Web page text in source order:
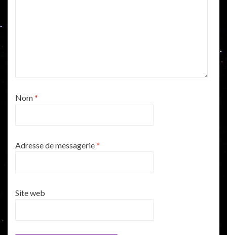
Nom*
Adresse de messagerie*
Site web